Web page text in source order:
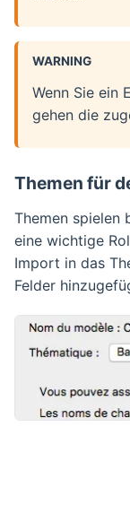
WARNING
Wenn Sie ein
gehen die
Themen für
Themen spielen
eine wichtige
Import in das
Felder